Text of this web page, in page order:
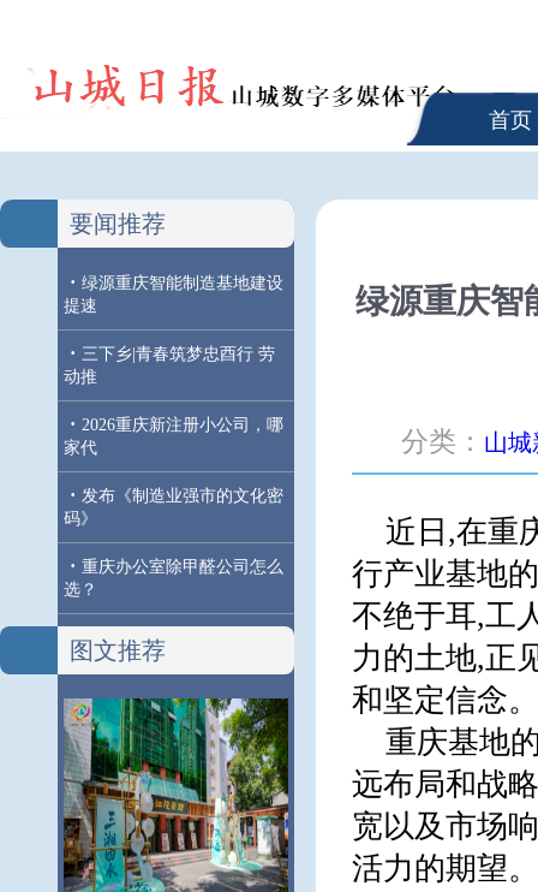
首页
要闻推荐
· 绿源重庆智能制造基地建设
提速
· 三下乡|青春筑梦忠酉行 劳
动推
· 2026重庆新注册小公司，哪
家代
· 发布《制造业强市的文化密
码》
· 重庆办公室除甲醛公司怎么
选？
图文推荐
绿源重庆智
分类： 山城
近日,在重
行产业基地
不绝于耳,工
力的土地,正
和坚定信念
重庆基地
远布局和战
宽以及市场
活力的期望